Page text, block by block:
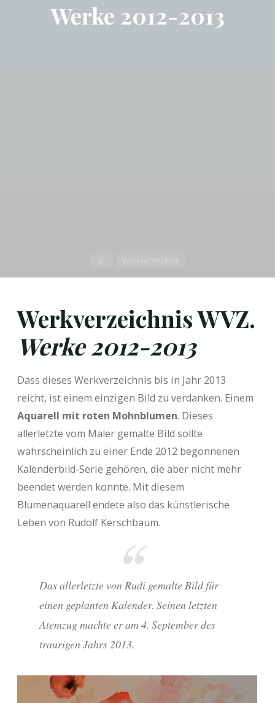
Werke 2012-2013
Werkverzeichnis
Werkverzeichnis WVZ.
Werke 2012-2013
Dass dieses Werkverzeichnis bis in Jahr 2013
reicht, ist einem einzigen Bild zu verdanken. Einem
Aquarell mit roten Mohnblumen. Dieses
allerletzte vom Maler gemalte Bild sollte
wahrscheinlich zu einer Ende 2012 begonnenen
Kalenderbild-Serie gehören, die aber nicht mehr
beendet werden konnte. Mit diesem
Blumenaquarell endete also das künstlerische
Leben von Rudolf Kerschbaum.
Das allerletzte von Rudi gemalte Bild für
einen geplanten Kalender. Seinen letzten
Atemzug machte er am 4. September des
traurigen Jahrs 2013.